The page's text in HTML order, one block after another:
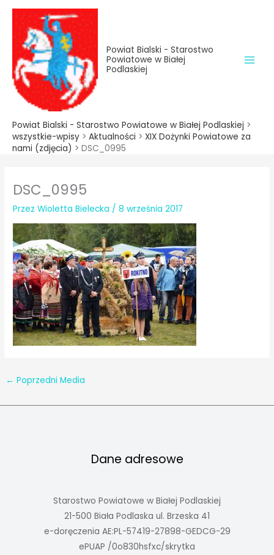
treści
Przejdź
treści
Powiat Bialski - Starostwo
Powiatowe w Białej
Podlaskiej
Powiat Bialski - Starostwo Powiatowe w Białej Podlaskiej >
wszystkie-wpisy > Aktualności > XIX Dożynki Powiatowe za
nami (zdjęcia) > DSC_0995
DSC_0995
PrzezWioletta Bielecka /8 września 2017
← Poprzedni Media
Dane adresowe
Starostwo Powiatowe w Białej Podlaskiej
21-500 Biała Podlaska ul. Brzeska 41
e-doręczenia AE:PL-57419-27898-GEDCG-29
ePUAP /0o830hsfxc/skrytka